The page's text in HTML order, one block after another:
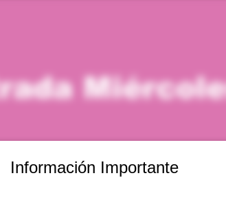
Información Importante